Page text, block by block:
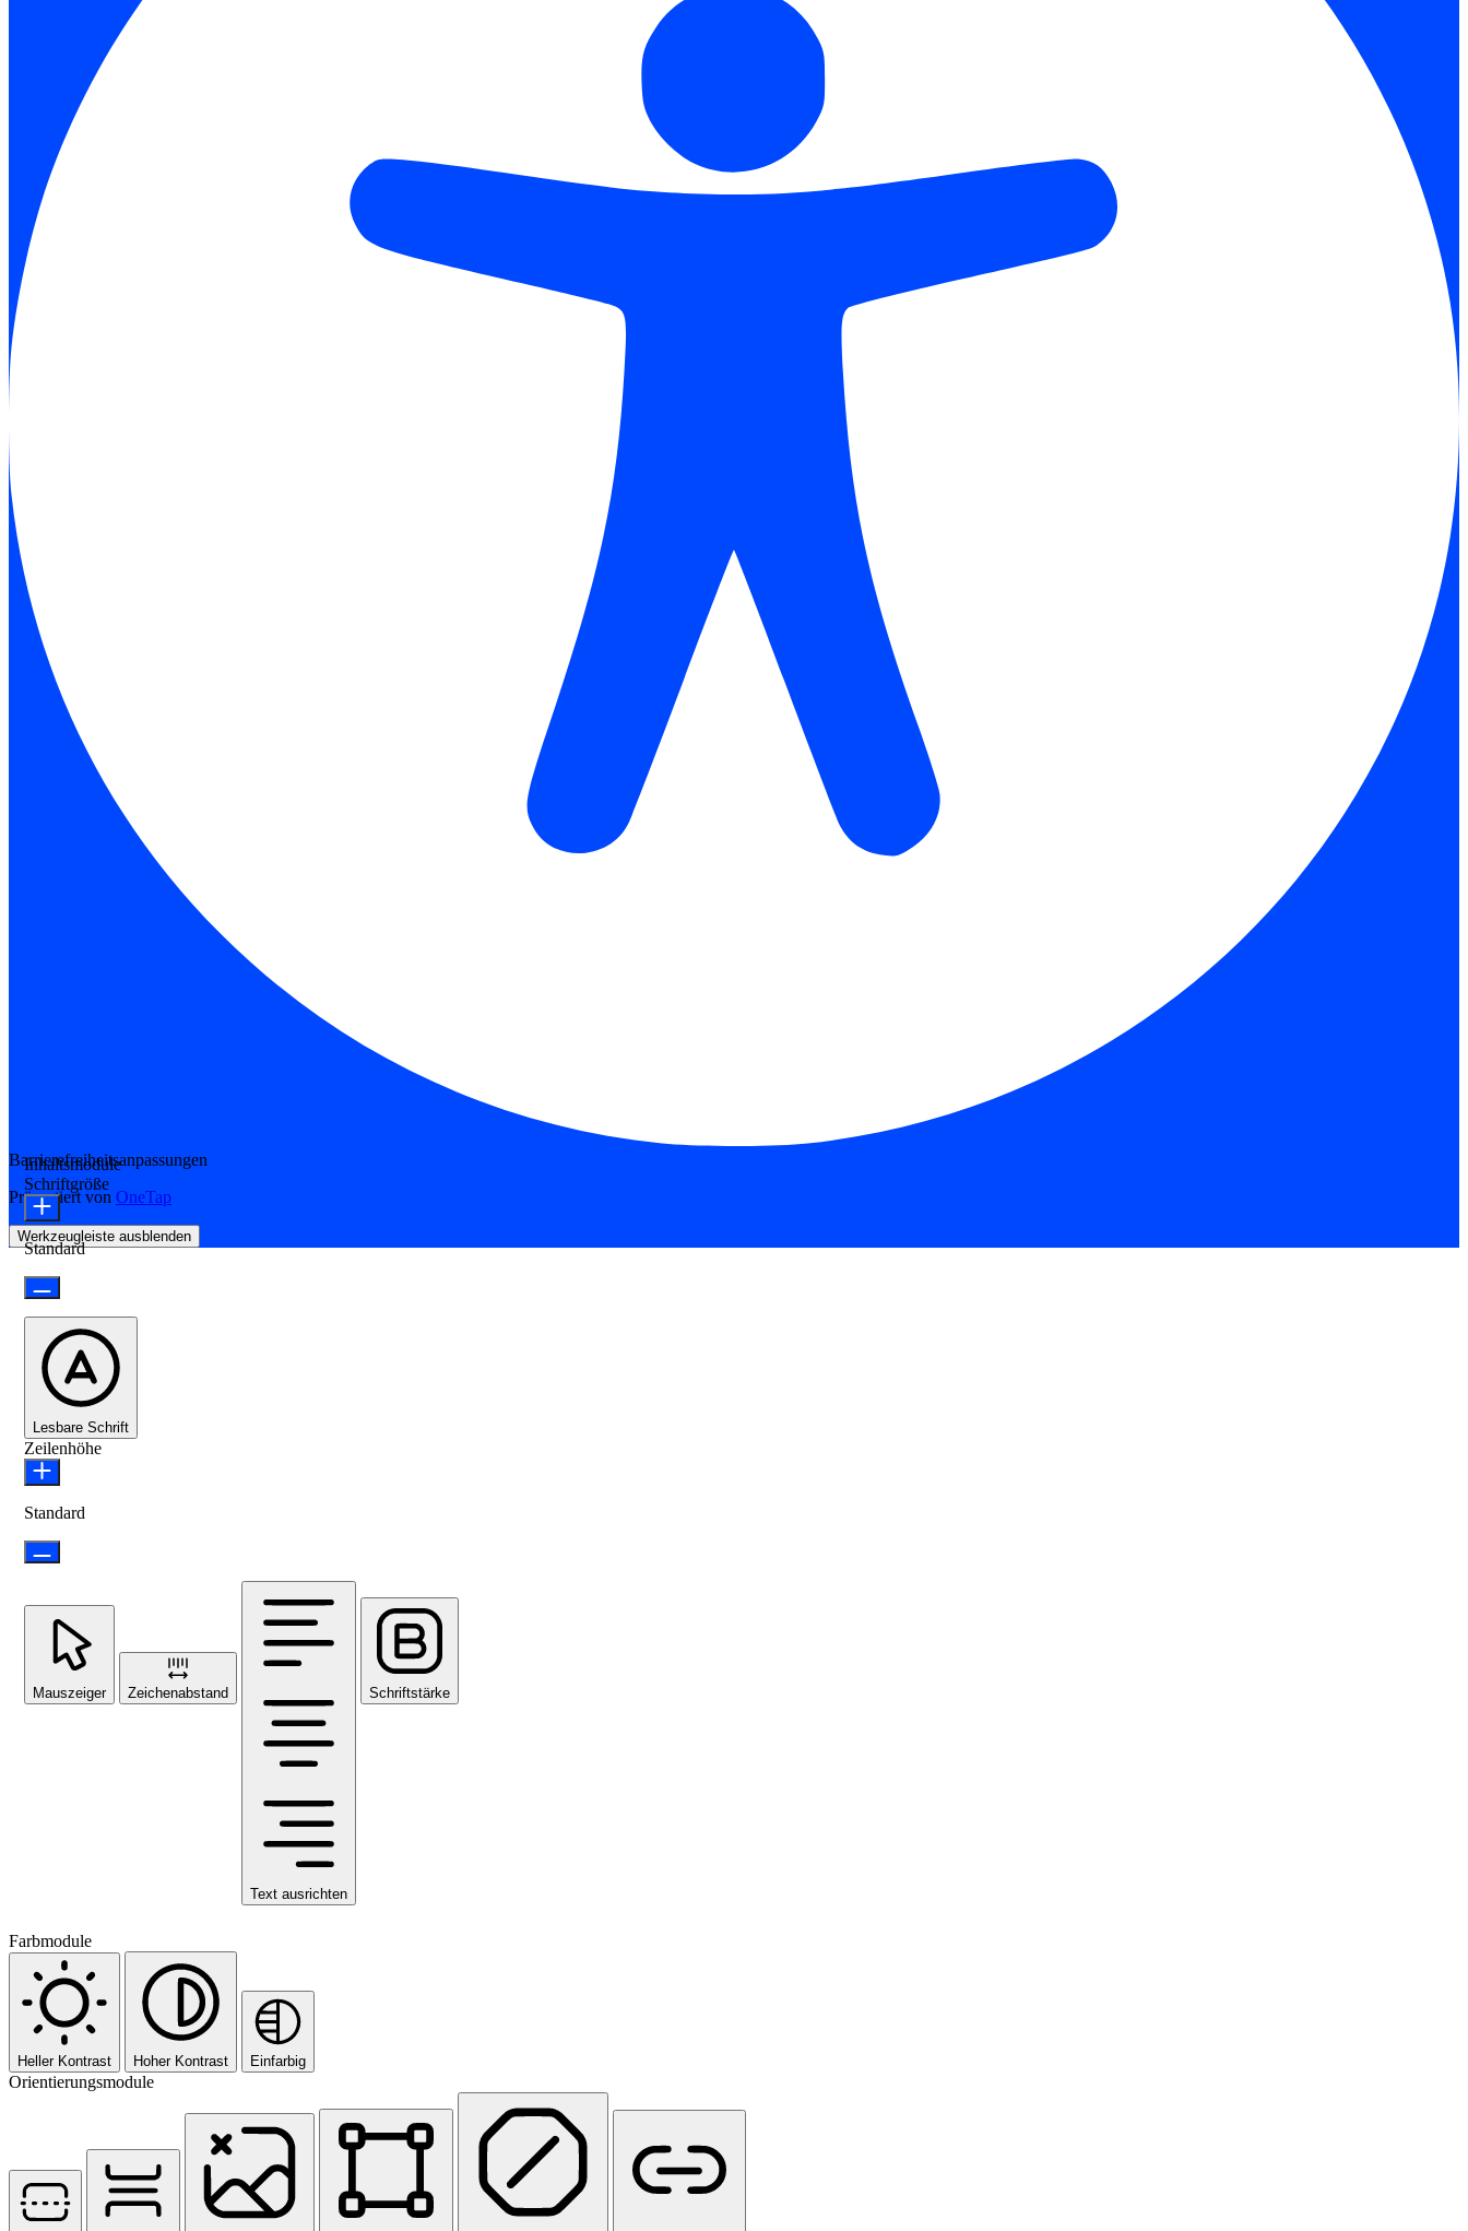
Barrierefreiheitsanpassungen
Präsentiert von OneTap
Werkzeugleiste ausblenden
Inhaltsmodule
Schriftgröße
Standard
Lesbare Schrift
Zeilenhöhe
Standard
Mauszeiger Zeichenabstand
Text ausrichten
Schriftstärke
Farbmodule
Heller Kontrast Hoher Kontrast Einfarbig
Orientierungsmodule